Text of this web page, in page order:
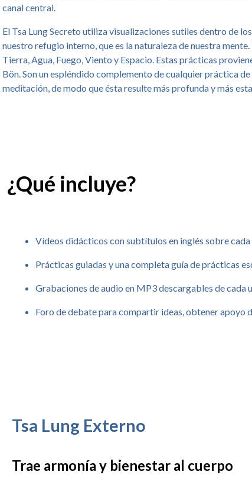
canal central.
El Tsa Lung Secreto utiliza visualizaciones sutiles dentro de
nuestro refugio interno, que es la naturaleza de nuestra
Tierra, Agua, Fuego, Viento y Espacio. Estas prácticas
Bön. Son un espléndido complemento de cualquier práctica
meditación, de modo que ésta resulte más profunda y más
¿Qué incluye?
Vídeos didácticos con subtítulos en inglés sobre cada
Prácticas guiadas y una completa guía de prácticas
Grabaciones de audio en MP3 descargables de cada
Foro de debate para compartir ideas, obtener apoyo
Tsa Lung Externo
Trae armonía y bienestar al cuerpo